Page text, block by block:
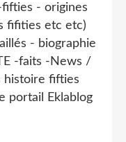
fifties - origines
fifities etc etc)
- biographie
-faits -News /
histoire fifties
portail Eklablog